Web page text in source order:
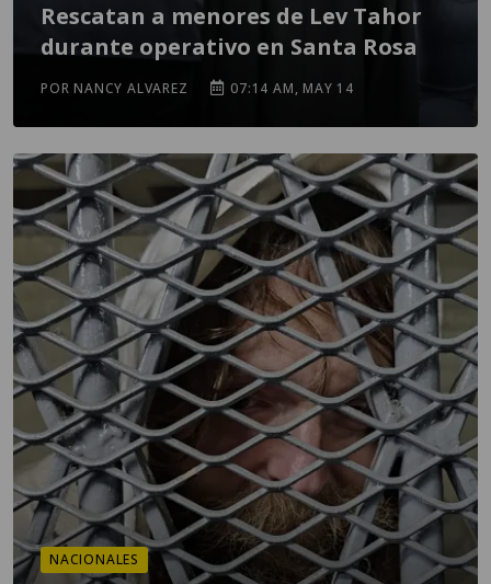
Rescatan a menores de Lev Tahor
durante operativo en Santa Rosa
POR NANCY ALVAREZ 07:14 AM, MAY 14
NACIONALES